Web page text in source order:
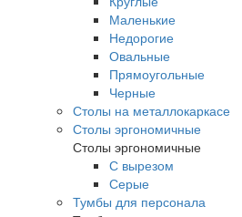
Маленькие
Недорогие
Овальные
Прямоугольные
Черные
Столы на металлокаркасе
Столы эргономичные
Столы эргономичные
С вырезом
Серые
Тумбы для персонала